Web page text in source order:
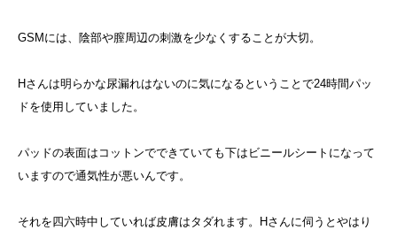
GSMには、陰部や膣周辺の刺激を少なくすることが大切。
Hさんは明らかな尿漏れはないのに気になるということで24時間パッ
ドを使用していました。
パッドの表面はコットンでできていても下はビニールシートになって
いますので通気性が悪いんです。
それを四六時中していれば皮膚はタダれます。Hさんに伺うとやはり